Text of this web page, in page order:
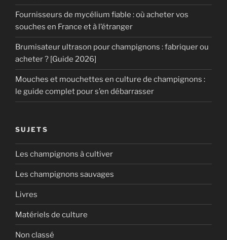
Fournisseurs de mycélium fiable : où acheter vos
souches en France et à l’étranger
Brumisateur ultrason pour champignons : fabriquer ou
acheter ? [Guide 2026]
Mouches et mouchettes en culture de champignons :
le guide complet pour s’en débarrasser
SUJETS
Les champignons à cultiver
Les champignons sauvages
Livres
Matériels de culture
Non classé